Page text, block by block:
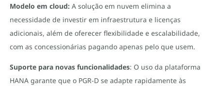
Modelo em cloud: A solução em nuvem elimina a
necessidade de investir em infraestrutura e licenças
adicionais, além de oferecer flexibilidade e escalabilidade,
com as concessionárias pagando apenas pelo que usem.
Suporte para novas funcionalidades: O uso da plataforma
HANA garante que o PGR-D se adapte rapidamente às